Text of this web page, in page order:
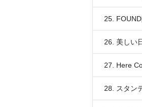
25.
26. 美しい
27. Here
28. スタン